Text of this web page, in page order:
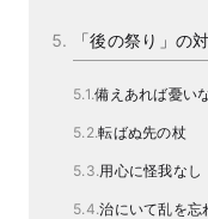
「後の祭り」の
備えあれば憂い
転ばぬ先の杖
用心に怪我なし
治にいて乱を忘